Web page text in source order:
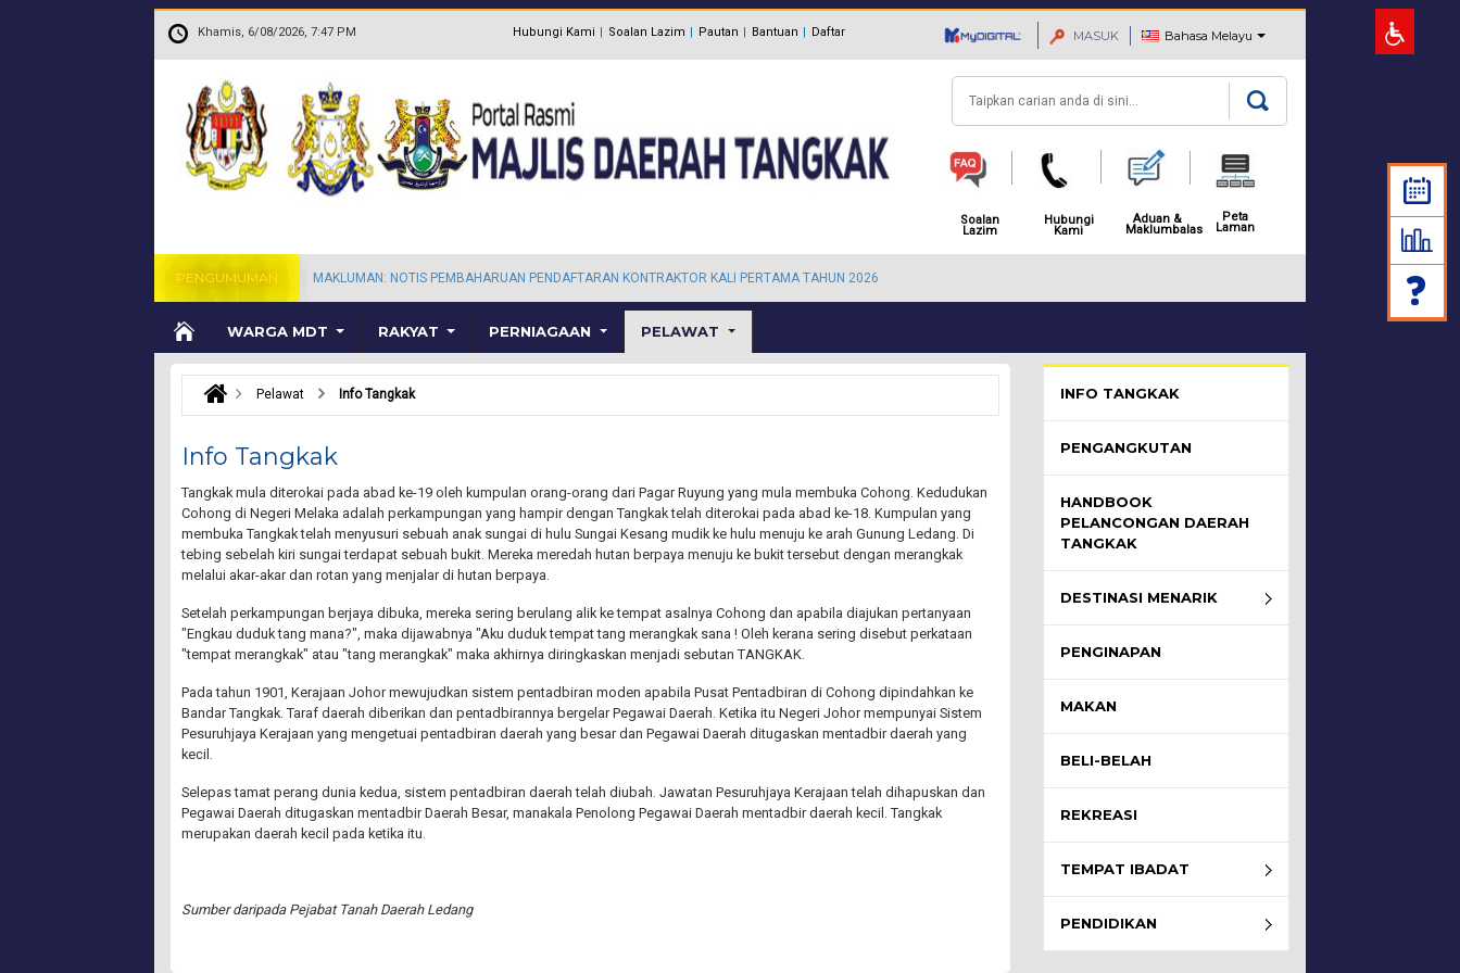
Langkau ke kandungan utama
. Khamis, 6/08/2026, 7:47 PM Hubungi Kami Soalan Lazim Pautan Bantuan Daftar MASUK Bahasa Melayu
Carian
Soalan
Lazim
Hubungi
Kami
Aduan &
Maklumbalas
Peta
Laman
PENGUMUMAN MAKLUMAN: NOTIS PEMBAHARUAN PENDAFTARAN KONTRAKTOR KALI PERTAMA TAHUN 2026 MAKLUMAN: NOTIS
WARGA MDT RAKYAT PERNIAGAAN PELAWAT
Pelawat Info Tangkak
Info Tangkak
Tangkak mula diterokai pada abad ke-19 oleh kumpulan orang-orang dari Pagar Ruyung yang mula membuka Cohong. Kedudukan
Cohong di Negeri Melaka adalah perkampungan yang hampir dengan Tangkak telah diterokai pada abad ke-18. Kumpulan yang
membuka Tangkak telah menyusuri sebuah anak sungai di hulu Sungai Kesang mudik ke hulu menuju ke arah Gunung Ledang. Di
tebing sebelah kiri sungai terdapat sebuah bukit. Mereka meredah hutan berpaya menuju ke bukit tersebut dengan merangkak
melalui akar-akar dan rotan yang menjalar di hutan berpaya.
Setelah perkampungan berjaya dibuka, mereka sering berulang alik ke tempat asalnya Cohong dan apabila diajukan pertanyaan
"Engkau duduk tang mana?", maka dijawabnya "Aku duduk tempat tang merangkak sana ! Oleh kerana sering disebut perkataan
"tempat merangkak" atau "tang merangkak" maka akhirnya diringkaskan menjadi sebutan TANGKAK.
Pada tahun 1901, Kerajaan Johor mewujudkan sistem pentadbiran moden apabila Pusat Pentadbiran di Cohong dipindahkan ke
Bandar Tangkak. Taraf daerah diberikan dan pentadbirannya bergelar Pegawai Daerah. Ketika itu Negeri Johor mempunyai Sistem
Pesuruhjaya Kerajaan yang mengetuai pentadbiran daerah yang besar dan Pegawai Daerah ditugaskan mentadbir daerah yang
kecil.
Selepas tamat perang dunia kedua, sistem pentadbiran daerah telah diubah. Jawatan Pesuruhjaya Kerajaan telah dihapuskan dan
Pegawai Daerah ditugaskan mentadbir Daerah Besar, manakala Penolong Pegawai Daerah mentadbir daerah kecil. Tangkak
merupakan daerah kecil pada ketika itu.
Sumber daripada Pejabat Tanah Daerah Ledang
INFO TANGKAK
PENGANGKUTAN
HANDBOOK
PELANCONGAN DAERAH
TANGKAK
DESTINASI MENARIK
PENGINAPAN
MAKAN
BELI-BELAH
REKREASI
TEMPAT IBADAT
PENDIDIKAN